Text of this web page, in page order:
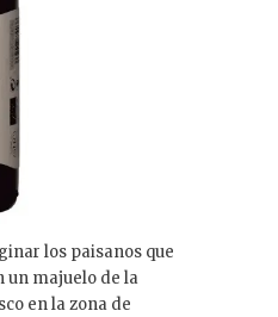
los paisanos que
un majuelo de la
en la zona de